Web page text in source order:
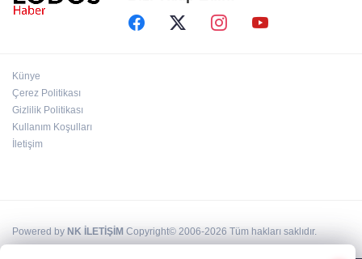
Bursa Festivali’nde Mustafa Keser rüzgarı:
Unutulmaz bir gece!
Künye
Çerez Politikası
Gizlilik Politikası
Kullanım Koşulları
İletişim
Powered by NK İLETİŞİM Copyright© 2006-2026 Tüm hakları saklıdır.